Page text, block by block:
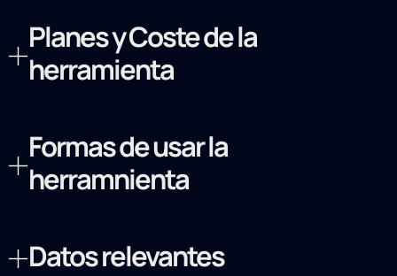
Planes y Coste de la
herramienta
Formas de usar la
herramnienta
Datos relevantes